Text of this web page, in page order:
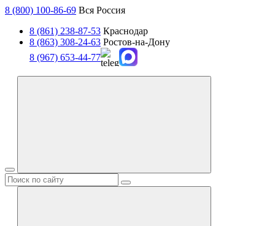
8 (800) 100-86-69 Вся Россия
8 (861) 238-87-53 Краснодар
8 (863) 308-24-63 Ростов-на-Дону
8 (967) 653-44-77